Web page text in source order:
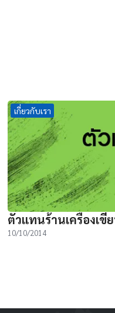
เกี่ยวกับเรา
ตัวแทนร้านเครื่องเขี
10/10/2014